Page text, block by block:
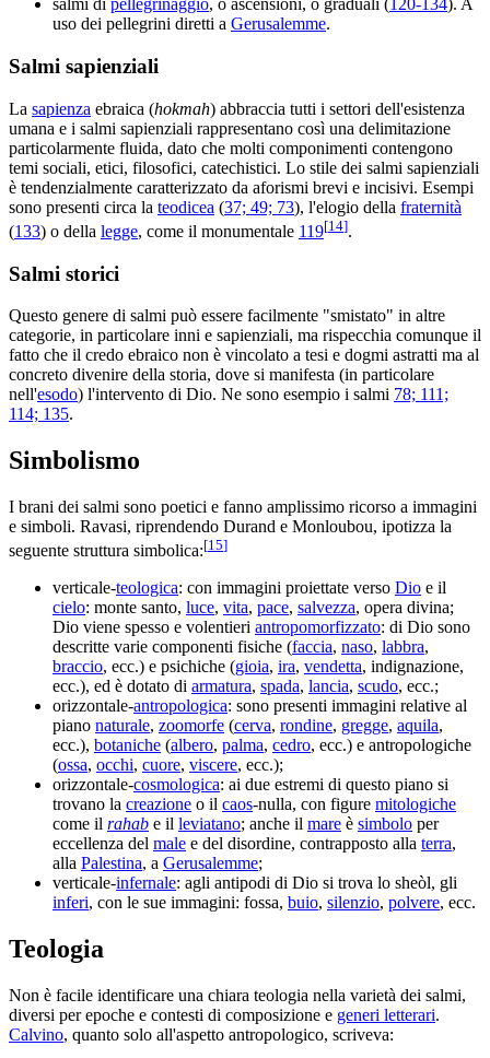
salmi di pellegrinaggio, o ascensioni, o graduali (120-134). A
uso dei pellegrini diretti a Gerusalemme.
Salmi sapienziali
La sapienza ebraica (hokmah) abbraccia tutti i settori dell'esistenza
umana e i salmi sapienziali rappresentano così una delimitazione
particolarmente fluida, dato che molti componimenti contengono
temi sociali, etici, filosofici, catechistici. Lo stile dei salmi sapienziali
è tendenzialmente caratterizzato da aforismi brevi e incisivi. Esempi
sono presenti circa la teodicea (37; 49; 73), l'elogio della fraternità
(133) o della legge, come il monumentale 119[14].
Salmi storici
Questo genere di salmi può essere facilmente "smistato" in altre
categorie, in particolare inni e sapienziali, ma rispecchia comunque il
fatto che il credo ebraico non è vincolato a tesi e dogmi astratti ma al
concreto divenire della storia, dove si manifesta (in particolare
nell'esodo) l'intervento di Dio. Ne sono esempio i salmi 78; 111;
114; 135.
Simbolismo
I brani dei salmi sono poetici e fanno amplissimo ricorso a immagini
e simboli. Ravasi, riprendendo Durand e Monloubou, ipotizza la
seguente struttura simbolica:[15]
verticale-teologica: con immagini proiettate verso Dio e il
cielo: monte santo, luce, vita, pace, salvezza, opera divina;
Dio viene spesso e volentieri antropomorfizzato: di Dio sono
descritte varie componenti fisiche (faccia, naso, labbra,
braccio, ecc.) e psichiche (gioia, ira, vendetta, indignazione,
ecc.), ed è dotato di armatura, spada, lancia, scudo, ecc.;
orizzontale-antropologica: sono presenti immagini relative al
piano naturale, zoomorfe (cerva, rondine, gregge, aquila,
ecc.), botaniche (albero, palma, cedro, ecc.) e antropologiche
(ossa, occhi, cuore, viscere, ecc.);
orizzontale-cosmologica: ai due estremi di questo piano si
trovano la creazione o il caos-nulla, con figure mitologiche
come il rahab e il leviatano; anche il mare è simbolo per
eccellenza del male e del disordine, contrapposto alla terra,
alla Palestina, a Gerusalemme;
verticale-infernale: agli antipodi di Dio si trova lo sheòl, gli
inferi, con le sue immagini: fossa, buio, silenzio, polvere, ecc.
Teologia
Non è facile identificare una chiara teologia nella varietà dei salmi,
diversi per epoche e contesti di composizione e generi letterari.
Calvino, quanto solo all'aspetto antropologico, scriveva: